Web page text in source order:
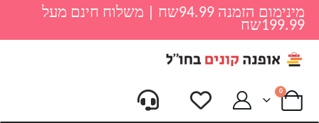
מינימום הזמנה 94.99שח | משלוח חינם מעל
199.99שח
0